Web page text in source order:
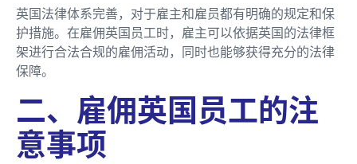
英国法律体系完善，对于雇主和雇员都有明确的规定和保
护措施。在雇佣英国员工时，雇主可以依据英国的法律框
架进行合法合规的雇佣活动，同时也能够获得充分的法律
保障。
二、雇佣英国员工的注
意事项